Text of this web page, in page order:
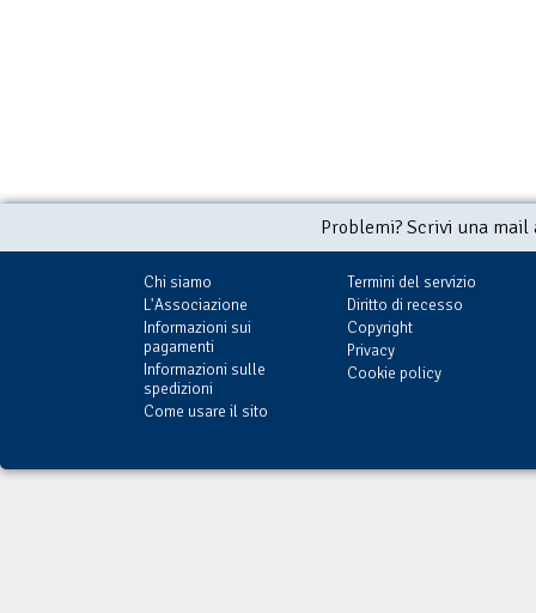
Problemi? Scrivi una
Chi siamo
L'Associazione
Informazioni sui
pagamenti
Informazioni sulle
spedizioni
Come usare il sito
Termini del servizio
Diritto di recesso
Copyright
Privacy
Cookie policy